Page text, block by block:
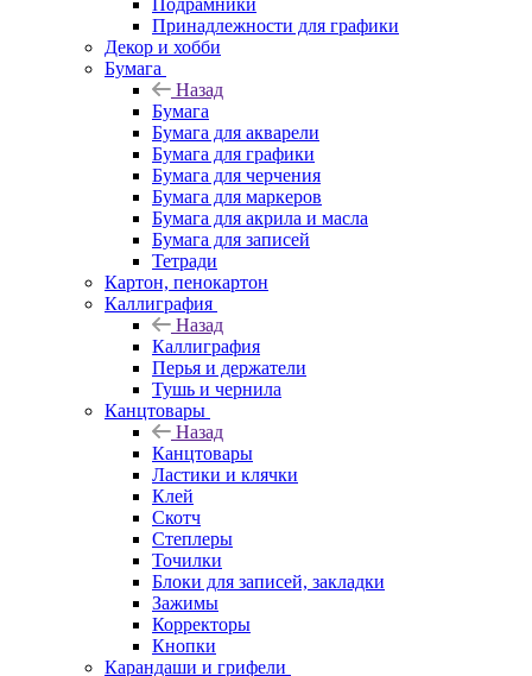
Подрамники
Принадлежности для графики
Декор и хобби
Бумага
Назад
Бумага
Бумага для акварели
Бумага для графики
Бумага для черчения
Бумага для маркеров
Бумага для акрила и масла
Бумага для записей
Тетради
Картон, пенокартон
Каллиграфия
Назад
Каллиграфия
Перья и держатели
Тушь и чернила
Канцтовары
Назад
Канцтовары
Ластики и клячки
Клей
Скотч
Степлеры
Точилки
Блоки для записей, закладки
Зажимы
Корректоры
Кнопки
Карандаши и грифели